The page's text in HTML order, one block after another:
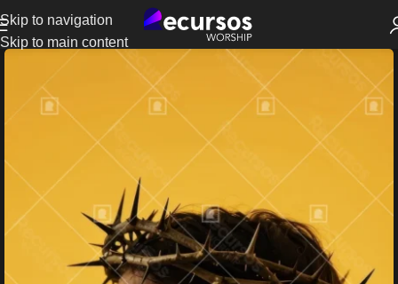
Skip to navigation
Skip to main content